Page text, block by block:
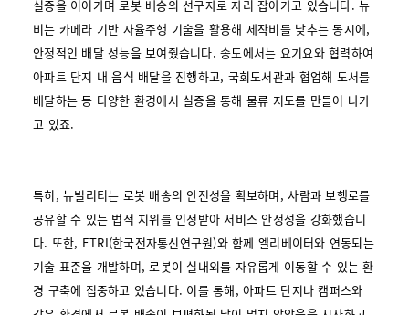
실증을 이어가며 로봇 배송의 선구자로 자리 잡아가고 있습니다. 뉴
비는 카메라 기반 자율주행 기술을 활용해 제작비를 낮추는 동시에,
안정적인 배달 성능을 보여줬습니다. 송도에서는 요기요와 협력하여
아파트 단지 내 음식 배달을 진행하고, 국회도서관과 협업해 도서를
배달하는 등 다양한 환경에서 실증을 통해 물류 지도를 만들어 나가
고 있죠.
특히, 뉴빌리티는 로봇 배송의 안전성을 확보하며, 사람과 보행로를
공유할 수 있는 법적 지위를 인정받아 서비스 안정성을 강화했습니
다. 또한, ETRI(한국전자통신연구원)와 함께 엘리베이터와 연동되는
기술 표준을 개발하며, 로봇이 실내외를 자유롭게 이동할 수 있는 환
경 구축에 집중하고 있습니다. 이를 통해, 아파트 단지나 캠퍼스와